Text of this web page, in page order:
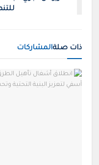
ذات صلةالمشاركات